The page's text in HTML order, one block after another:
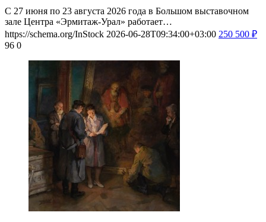
С 27 июня по 23 августа 2026 года в Большом выставочном
зале Центра «Эрмитаж-Урал» работает…
https://schema.org/InStock 2026-06-28T09:34:00+03:00 250 500 ₽
96 0